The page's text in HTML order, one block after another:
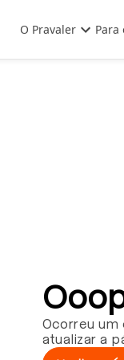
O Pravaler Para
Ocorreu
atualizar a